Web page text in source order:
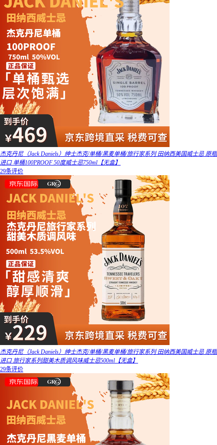
杰克丹尼（Jack Daniels）绅士杰克/单桶/黑麦单桶/旅行家系列 田纳西美国威士忌 原瓶
进口 单桶100PROOF 50度威士忌750ml【无盒】
29条评价
杰克丹尼（Jack Daniels）绅士杰克/单桶/黑麦单桶/旅行家系列 田纳西美国威士忌 原瓶
进口 旅行家系列甜美木质调风味威士忌500ml【无盒】
29条评价